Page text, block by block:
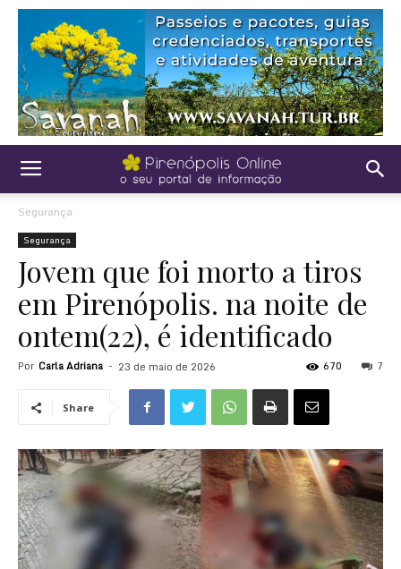
Segurança
Segurança
Jovem que foi morto a tiros
em Pirenópolis. na noite de
ontem(22), é identificado
Por Carla Adriana - 23 de maio de 2026 7
670
Share